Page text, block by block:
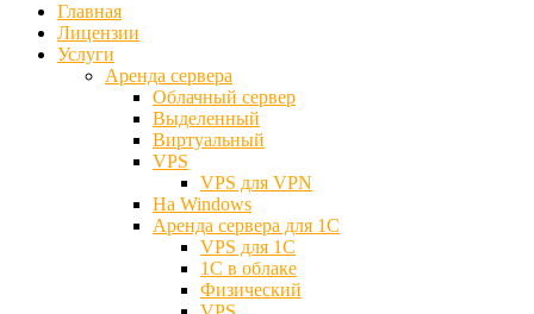
Главная
Лицензии
Услуги
Аренда сервера
Облачный сервер
Выделенный
Виртуальный
VPS
VPS для VPN
На Windows
Аренда сервера для 1С
VPS для 1С
1С в облаке
Физический